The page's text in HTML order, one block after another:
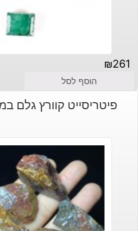
₪261
הוסף לסל
פיטריסייט קוורץ גלם במידה: